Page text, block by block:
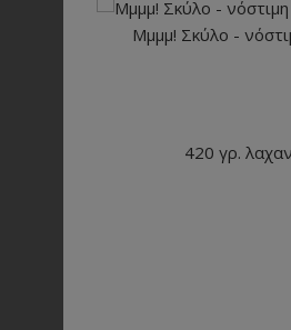
Μμμμ! Σκύλο -
420 γρ.